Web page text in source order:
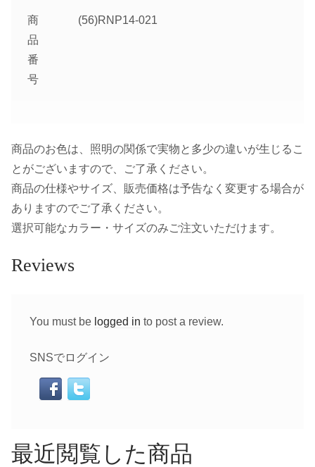
商
品
番
号
(56)RNP14-021
商品のお色は、照明の関係で実物と多少の違いが生じるこ
とがございますので、ご了承ください。
商品の仕様やサイズ、販売価格は予告なく変更する場合が
ありますのでご了承ください。
選択可能なカラー・サイズのみご注文いただけます。
Reviews
You must be logged in to post a review.
SNSでログイン
最近閲覧した商品